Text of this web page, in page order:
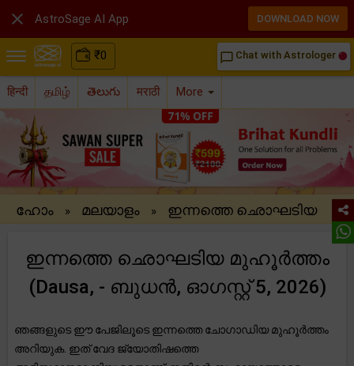
₹0 chat_bubble_outline Chat with Astrologer
हिन्दी தமிழ் తెలుగు मराठी More
ഹോം » മലയാളം » ഇന്നത്തെ ഛൊഘടിയ
ഇന്നത്തെ ഛൊഘടിയ മുഹൂർത്തം
(Dausa, - ബുധന്‍, ഓഗസ്റ്റ് 5, 2026)
ഞങ്ങളുടെ ഈ പേജിലൂടെ ഇന്നത്തെ ചോഗാഡിയ മുഹൂർത്തം
അറിയുക. ഇത് വേദ ജ്യോതിഷത്തെ
 AstroSage AI App DOWNLOAD NOW